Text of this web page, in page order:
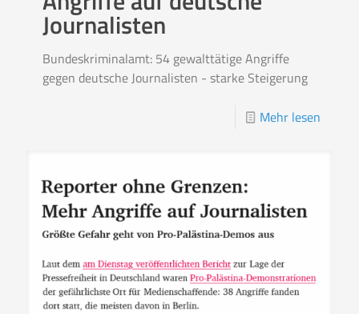
Journalisten
Bundeskriminalamt: 54 gewalttätige Angriffe
gegen deutsche Journalisten - starke Steigerung
Mehr lesen